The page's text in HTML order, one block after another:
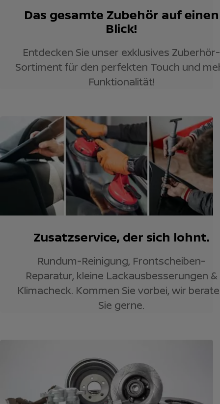
Das gesamte Zubehör auf einen
Blick!
Entdecken Sie unser exklusives Zuberhör-
Sortiment für den perfekten Touch und
Funktionalität!
Zusatzservice, der sich lohnt.
Rundum-Reinigung, Frontscheiben-
Reparatur, kleine Lackausbesserungen &
Klimacheck. Kommen Sie vorbei, wir
Sie gerne.